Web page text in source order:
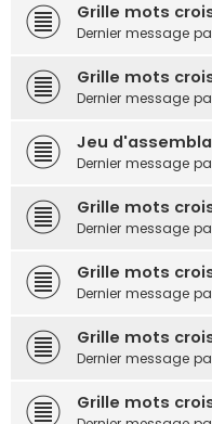
Grille mots
Dernier message
Grille mots
Dernier message
Jeu
Dernier message
Grille mots
Dernier message
Grille mots
Dernier message
Grille mots
Dernier message
Grille mots